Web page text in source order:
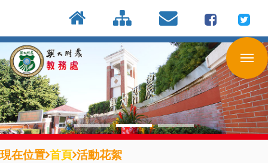
到
主
要
內
容
區
現在位置 首頁 活動花絮